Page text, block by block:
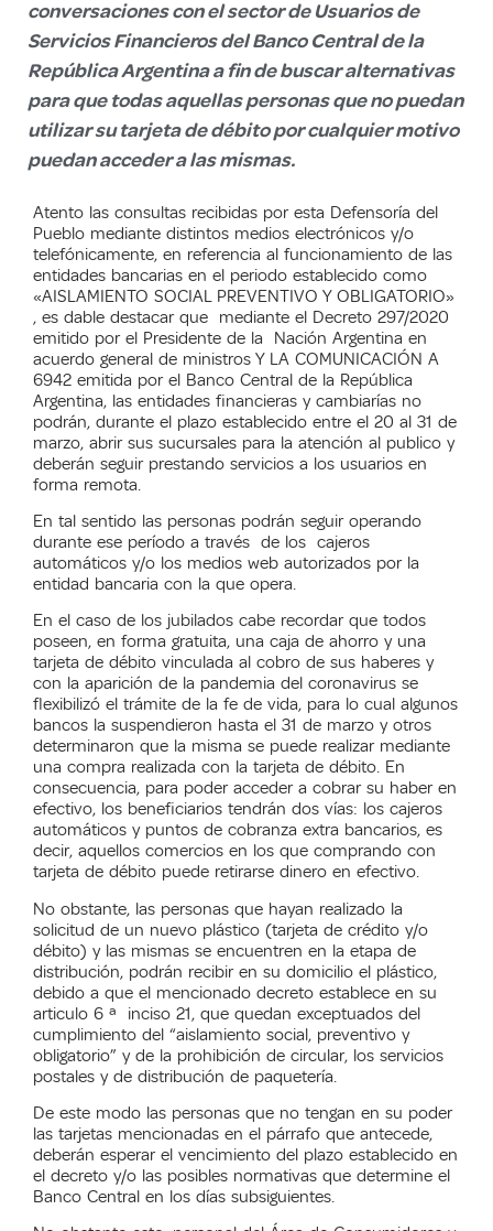
conversaciones con el sector de Usuarios de
Servicios Financieros del Banco Central de la
República Argentina a fin de buscar alternativas
para que todas aquellas personas que no puedan
utilizar su tarjeta de débito por cualquier motivo
puedan acceder a las mismas.
Atento las consultas recibidas por esta Defensoría del
Pueblo mediante distintos medios electrónicos y/o
telefónicamente, en referencia al funcionamiento de las
entidades bancarias en el periodo establecido como
«AISLAMIENTO SOCIAL PREVENTIVO Y OBLIGATORIO»
, es dable destacar que mediante el Decreto 297/2020
emitido por el Presidente de la Nación Argentina en
acuerdo general de ministros Y LA COMUNICACIÓN A
6942 emitida por el Banco Central de la República
Argentina, las entidades financieras y cambiarías no
podrán, durante el plazo establecido entre el 20 al 31 de
marzo, abrir sus sucursales para la atención al publico y
deberán seguir prestando servicios a los usuarios en
forma remota.
En tal sentido las personas podrán seguir operando
durante ese período a través de los cajeros
automáticos y/o los medios web autorizados por la
entidad bancaria con la que opera.
En el caso de los jubilados cabe recordar que todos
poseen, en forma gratuita, una caja de ahorro y una
tarjeta de débito vinculada al cobro de sus haberes y
con la aparición de la pandemia del coronavirus se
flexibilizó el trámite de la fe de vida, para lo cual algunos
bancos la suspendieron hasta el 31 de marzo y otros
determinaron que la misma se puede realizar mediante
una compra realizada con la tarjeta de débito. En
consecuencia, para poder acceder a cobrar su haber en
efectivo, los beneficiarios tendrán dos vías: los cajeros
automáticos y puntos de cobranza extra bancarios, es
decir, aquellos comercios en los que comprando con
tarjeta de débito puede retirarse dinero en efectivo.
No obstante, las personas que hayan realizado la
solicitud de un nuevo plástico (tarjeta de crédito y/o
débito) y las mismas se encuentren en la etapa de
distribución, podrán recibir en su domicilio el plástico,
debido a que el mencionado decreto establece en su
articulo 6 ª inciso 21, que quedan exceptuados del
cumplimiento del “aislamiento social, preventivo y
obligatorio” y de la prohibición de circular, los servicios
postales y de distribución de paquetería.
De este modo las personas que no tengan en su poder
las tarjetas mencionadas en el párrafo que antecede,
deberán esperar el vencimiento del plazo establecido en
el decreto y/o las posibles normativas que determine el
Banco Central en los días subsiguientes.